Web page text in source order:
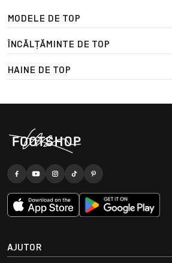
MODELE DE TOP
ÎNCĂLȚĂMINTE DE TOP
HAINE DE TOP
AJUTOR